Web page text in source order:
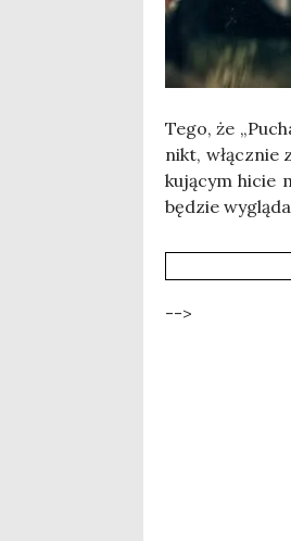
Tego, że
nikt, włącz­nie
ku­ją­cym hicie
będzie
-->